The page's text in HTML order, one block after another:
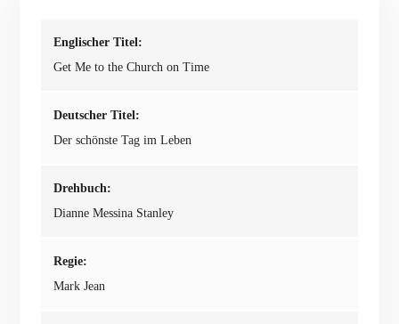
Englischer Titel:
Get Me to the Church on Time
Deutscher Titel:
Der schönste Tag im Leben
Drehbuch:
Dianne Messina Stanley
Regie:
Mark Jean